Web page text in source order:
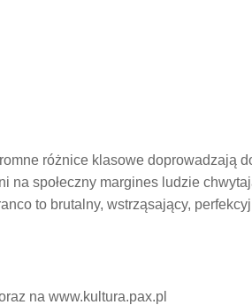
różnice klasowe doprowadzają
na społeczny margines ludzie
to brutalny, wstrząsający,
na www.kultura.pax.pl